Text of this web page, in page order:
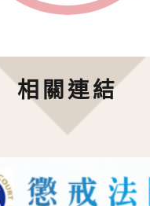
相關連結